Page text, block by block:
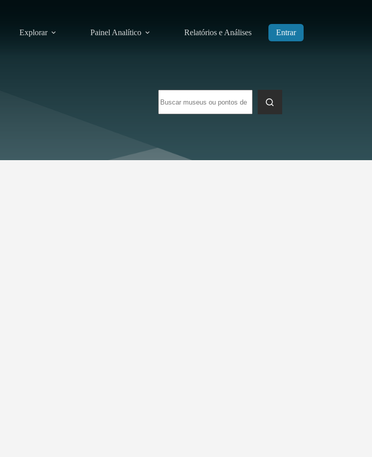
Explorar Painel Analítico Relatórios e Análises Entrar
resultados